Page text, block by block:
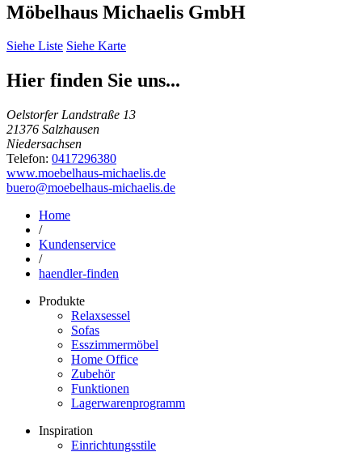
Möbelhaus Michaelis GmbH
Siehe Liste Siehe Karte
Hier finden Sie uns...
Oelstorfer Landstraße 13
21376 Salzhausen
Niedersachsen
Telefon: 0417296380
www.moebelhaus-michaelis.de
buero@moebelhaus-michaelis.de
Home
/
Kundenservice
/
haendler-finden
Produkte
Relaxsessel
Sofas
Esszimmermöbel
Home Office
Zubehör
Funktionen
Lagerwarenprogramm
Inspiration
Einrichtungsstile